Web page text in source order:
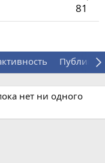
81
нет ни одного